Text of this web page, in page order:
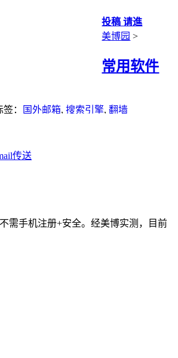
投稿 请進
美博园 >
常用软件
签：
国外邮箱, 搜索引擎, 翻墙
需手机注册+安全。经美博实测，目前